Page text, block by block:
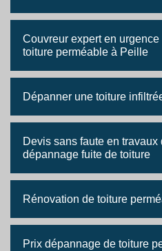
Couvreur expert en
toiture perméable à Peille
Dépanner une toiture
Devis sans faute en travaux
dépannage fuite de toiture
Rénovation de toiture
Prix dépannage de toiture